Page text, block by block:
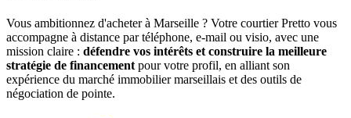
Vous ambitionnez d'acheter à Marseille ? Votre courtier Pretto vous
accompagne à distance par téléphone, e-mail ou visio, avec une
mission claire : défendre vos intérêts et construire la meilleure
stratégie de financement pour votre profil, en alliant son
expérience du marché immobilier marseillais et des outils de
négociation de pointe.